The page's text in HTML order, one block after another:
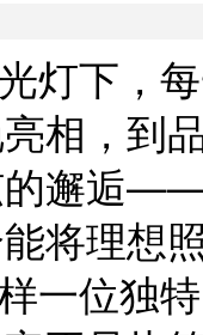
灯下，
相，到
邂逅
将理想
一位独